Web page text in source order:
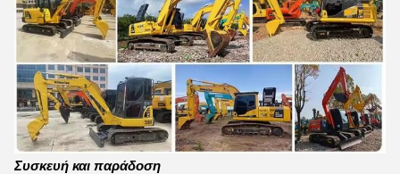
Συσκευή και παράδοση